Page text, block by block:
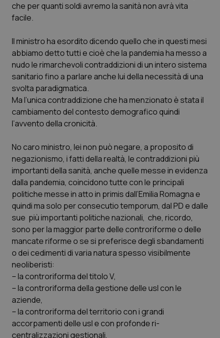
Molise
Provincia Autonoma di Bolzano
Provincia Autonoma di Trento
Puglia
Sicilia
Toscana
Umbria
Valle D’Aosta
Veneto
Epatiti
Infezioni & Febbre
Ipertensione & Scompenso
Malattie rare
Neuroscienze & patologie neurodegenerative
Obesità
Oftalmologia
Oncodermatologia
Oncoematologia
Oncologia & Nutrizione
Psoriasi & pelle
che per quanti soldi avremo la sanità non avrà vita
facile.
Il ministro ha esordito dicendo quello che in questi mesi
abbiamo detto tutti e cioè che la pandemia ha messo a
nudo le rimarchevoli contraddizioni di un intero sistema
sanitario fino a parlare anche lui della necessità di una
svolta paradigmatica.
Ma l’unica contraddizione che ha menzionato è stata il
cambiamento del contesto demografico quindi
l’avvento della cronicità.
No caro ministro, lei non può negare, a proposito di
negazionismo, i fatti della realtà, le contraddizioni più
importanti della sanità, anche quelle messe in evidenza
dalla pandemia, coincidono tutte con le principali
politiche messe in atto in primis dall’Emilia Romagna e
quindi ma solo perconsecutio temporum, dal PD e dalle
sue più importanti politiche nazionali, che, ricordo,
sono per la maggior parte delle controriforme o delle
mancate riforme o se si preferisce degli sbandamenti
o dei cedimenti di varia natura spesso visibilmente
neoliberisti:
– la controriforma del titolo V,
– la controriforma della gestione delle usl con le
aziende,
– la controriforma del territorio con i grandi
accorpamenti delle usl e con profonde ri-
centralizzazioni gestionali,